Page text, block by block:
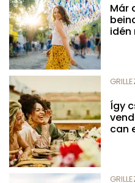
Már
idén
Így
can